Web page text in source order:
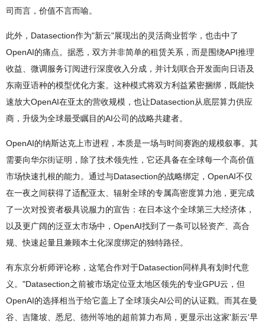
司而言，价值不言而喻。
此外，Datasection作为"新云"展现出的灵活商业哲学，也击中了
OpenAI的痛点。据悉，双方并非简单的租赁关系，而是围绕API推理
收益、微调服务订阅进行深度收入分成，并计划联合开发面向日语及
东南亚语种的模型优化方案。这种模式将双方利益紧密捆绑，既能快
速放大OpenAI在亚太的营收规模，也让Datasection从底层算力供应
商，升级为全球最受瞩目的AI公司的战略共建者。
OpenAI的纳斯达克上市进程，本质是一场与时间赛跑的规模叙事。其
需要向华尔街证明，除了技术领先性，它还具备在全球每一个高价值
市场快速扎根的能力。通过与Datasection的战略绑定，OpenAI不仅
在一夜之间获得了适配亚太、辐射全球的专属高密度算力池，更完成
了一次对投资者极具说服力的宣告：在日本这个全球第三大经济体，
以及更广阔的泛亚太市场中，OpenAI找到了一条可以轻资产、高合
规、快速起量且兼顾本土化深度绑定的独特路径。
有东京分析师评论称，这笔合作对于Datasection同样具有划时代意
义。"Datasection之前被市场定位亚太地区领先的专业GPU云，但
OpenAI的选择相当于给它盖上了全球顶尖AI公司的认证戳。而其在曼
谷、吉隆坡、悉尼、德州等地的超前算力布局，更显示出这家'新云'早